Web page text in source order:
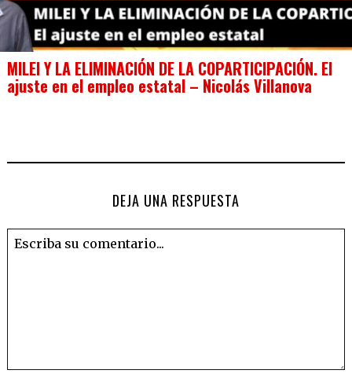
MILEI Y LA ELIMINACIÓN DE LA COPARTICIPACIÓN. El
ajuste en el empleo estatal – Nicolás Villanova
DEJA UNA RESPUESTA